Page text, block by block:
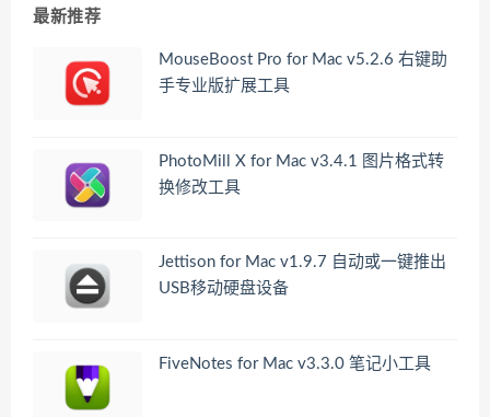
最新推荐
MouseBoost Pro for Mac v5.2.6 右键助
手专业版扩展工具
PhotoMill X for Mac v3.4.1 图片格式转
换修改工具
Jettison for Mac v1.9.7 自动或一键推出
USB移动硬盘设备
FiveNotes for Mac v3.3.0 笔记小工具